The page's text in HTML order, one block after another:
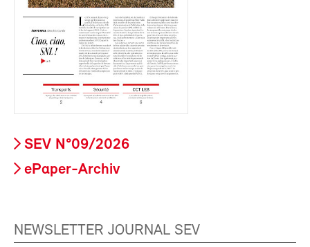
SEV N°09/2026
ePaper-Archiv
NEWSLETTER JOURNAL SEV